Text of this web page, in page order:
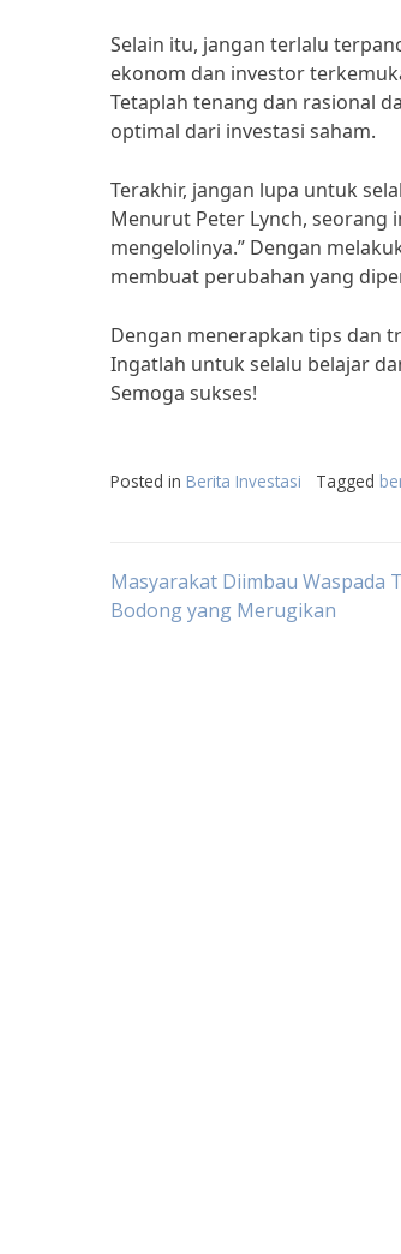
Selain itu, jangan terlalu
ekonom dan investor
Tetaplah tenang dan rasional
optimal dari investasi saham.
Terakhir, jangan lupa untuk
Menurut Peter Lynch, seorang
mengelolinya.” Dengan
membuat perubahan yang
Dengan menerapkan tips dan
Ingatlah untuk selalu belajar
Semoga sukses!
Posted in Berita Investasi Tagged
Post
Masyarakat Diimbau Waspada
Bodong yang Merugikan